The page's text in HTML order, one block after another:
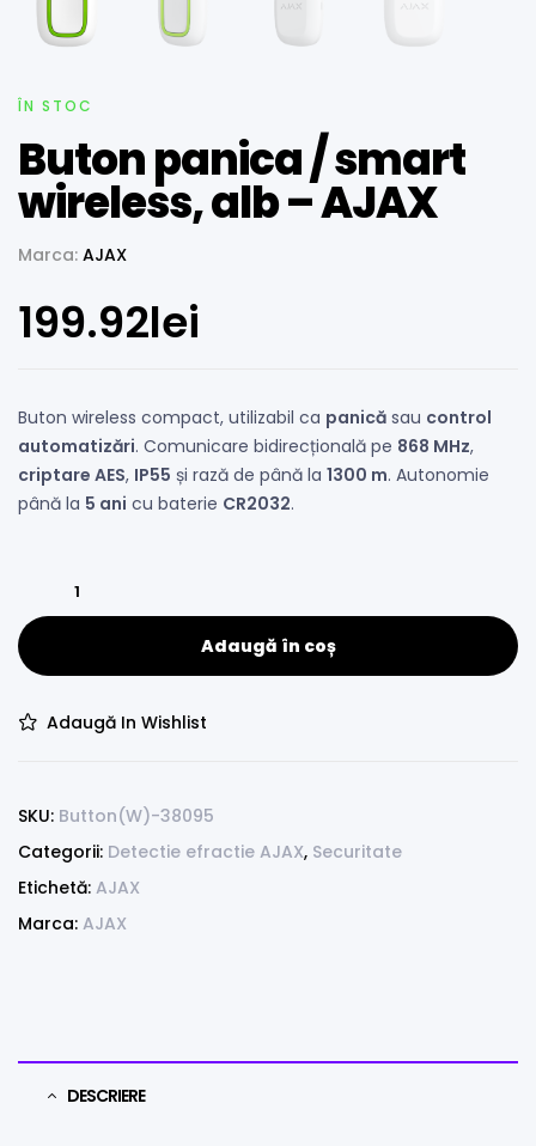
ÎN STOC
Buton panica / smart
wireless, alb – AJAX
Marca: AJAX
199.92lei
Buton wireless compact, utilizabil ca panică sau control
automatizări. Comunicare bidirecțională pe 868 MHz,
criptare AES, IP55 și rază de până la 1300 m. Autonomie
până la 5 ani cu baterie CR2032.
Adaugă în coș
Adaugă In Wishlist
SKU: Button(W)-38095
Categorii: Detectie efractie AJAX, Securitate
Etichetă: AJAX
Marca: AJAX
DESCRIERE